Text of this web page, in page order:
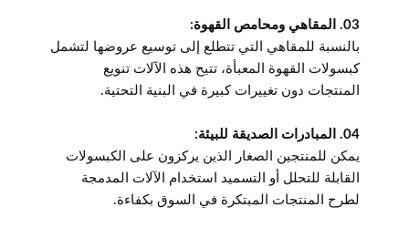
03. المقاهي ومحامص القهوة:
بالنسبة للمقاهي التي تتطلع إلى توسيع عروضها لتشمل
كبسولات القهوة المعبأة، تتيح هذه الآلات تنويع
المنتجات دون تغييرات كبيرة في البنية التحتية.
04. المبادرات الصديقة للبيئة:
يمكن للمنتجين الصغار الذين يركزون على الكبسولات
القابلة للتحلل أو التسميد استخدام الآلات المدمجة
لطرح المنتجات المبتكرة في السوق بكفاءة.